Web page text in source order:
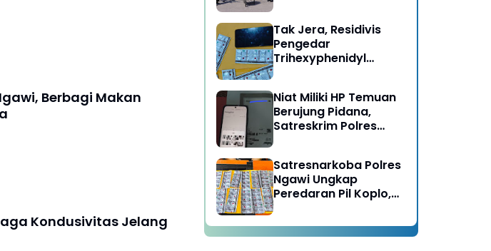
Berbagi Makan
Kondusivitas Jelang
Umum
Tak Jera, Residivis
Pengedar
Trihexyphenidyl
Ngawi
Niat Miliki HP Temuan
Berujung Pidana,
Satreskrim Polres
Satresnarkoba Polres
Ngawi Ungkap
Peredaran Pil Koplo,
Diamankan